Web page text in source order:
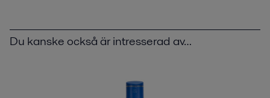
Du kanske också är intresserad av…